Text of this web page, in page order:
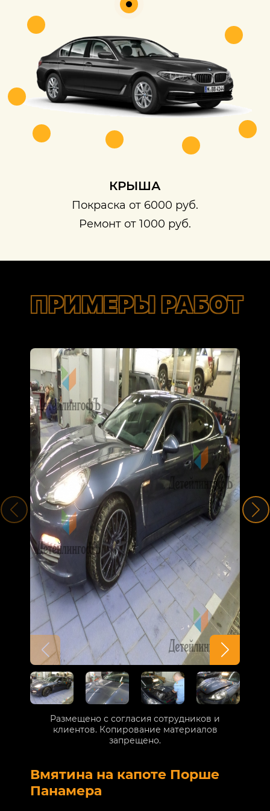
КРЫША
Покраска от 6000 руб.
Ремонт от 1000 руб.
ПРИМЕРЫ РАБОТ
Вмятина на капоте Порше
Панамера
Размещено с согласия сотрудников и
клиентов. Копирование материалов
запрещено.